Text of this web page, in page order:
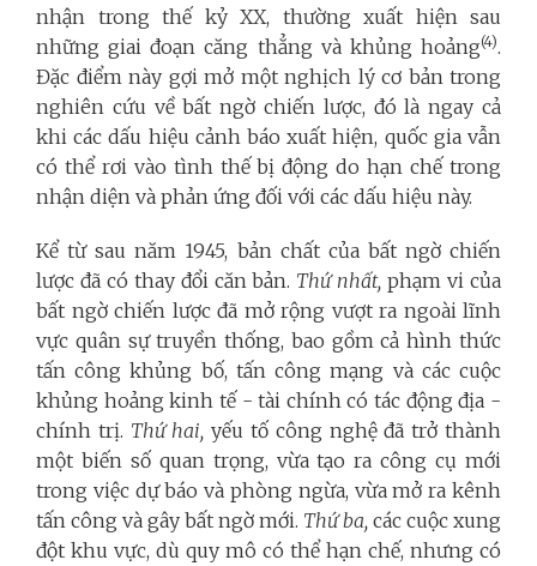
nhận trong thế kỷ XX, thường xuất hiện sau
những giai đoạn căng thẳng và khủng hoảng(4).
Đặc điểm này gợi mở một nghịch lý cơ bản trong
nghiên cứu về bất ngờ chiến lược, đó là ngay cả
khi các dấu hiệu cảnh báo xuất hiện, quốc gia vẫn
có thể rơi vào tình thế bị động do hạn chế trong
nhận diện và phản ứng đối với các dấu hiệu này.
Kể từ sau năm 1945, bản chất của bất ngờ chiến
lược đã có thay đổi căn bản. Thứ nhất, phạm vi của
bất ngờ chiến lược đã mở rộng vượt ra ngoài lĩnh
vực quân sự truyền thống, bao gồm cả hình thức
tấn công khủng bố, tấn công mạng và các cuộc
khủng hoảng kinh tế - tài chính có tác động địa -
chính trị. Thứ hai,yếu tố công nghệ đã trở thành
một biến số quan trọng, vừa tạo ra công cụ mới
trong việc dự báo và phòng ngừa, vừa mở ra kênh
tấn công và gây bất ngờ mới. Thứ ba, các cuộc xung
đột khu vực, dù quy mô có thể hạn chế, nhưng có